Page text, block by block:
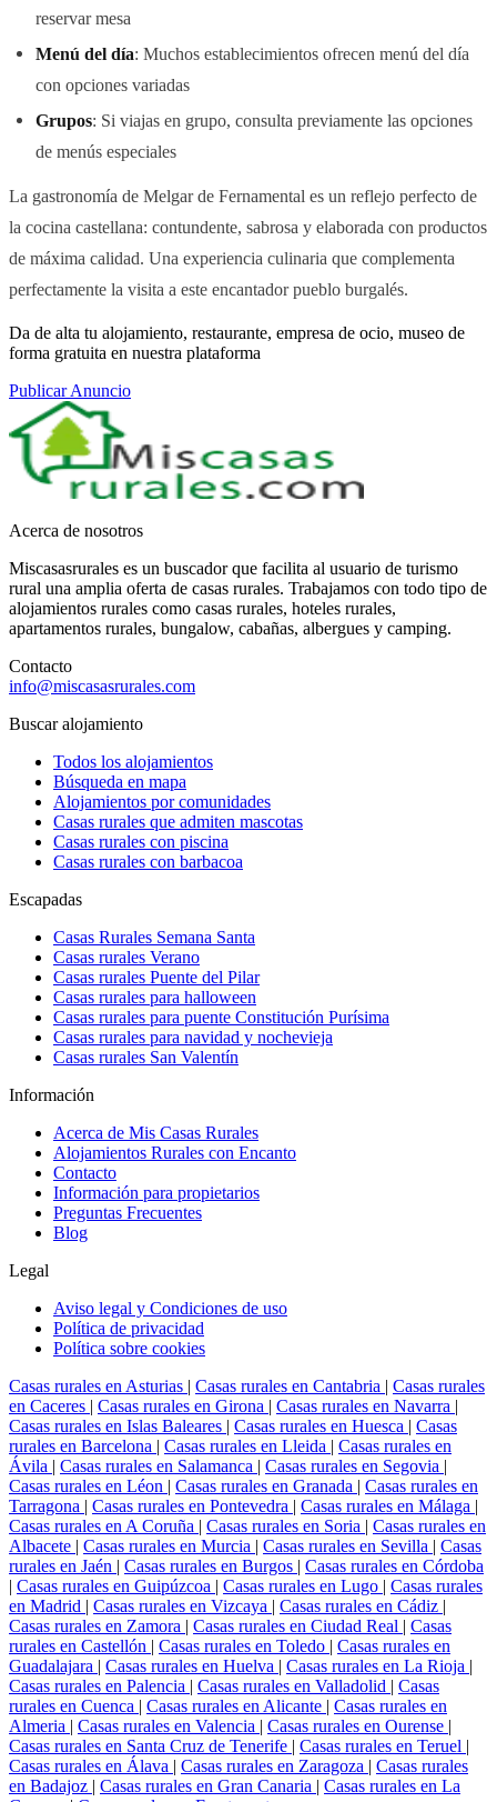
reservar mesa
Menú del día: Muchos establecimientos ofrecen menú del día
con opciones variadas
Grupos: Si viajas en grupo, consulta previamente las opciones
de menús especiales
La gastronomía de Melgar de Fernamental es un reflejo perfecto de
la cocina castellana: contundente, sabrosa y elaborada con productos
de máxima calidad. Una experiencia culinaria que complementa
perfectamente la visita a este encantador pueblo burgalés.
Da de alta tu alojamiento, restaurante, empresa de ocio, museo de
forma gratuita en nuestra plataforma
Publicar Anuncio
Acerca de nosotros
Miscasasrurales es un buscador que facilita al usuario de turismo
rural una amplia oferta de casas rurales. Trabajamos con todo tipo de
alojamientos rurales como casas rurales, hoteles rurales,
apartamentos rurales, bungalow, cabañas, albergues y camping.
Contacto
info@miscasasrurales.com
Buscar alojamiento
Todos los alojamientos
Búsqueda en mapa
Alojamientos por comunidades
Casas rurales que admiten mascotas
Casas rurales con piscina
Casas rurales con barbacoa
Escapadas
Casas Rurales Semana Santa
Casas rurales Verano
Casas rurales Puente del Pilar
Casas rurales para halloween
Casas rurales para puente Constitución Purísima
Casas rurales para navidad y nochevieja
Casas rurales San Valentín
Información
Acerca de Mis Casas Rurales
Alojamientos Rurales con Encanto
Contacto
Información para propietarios
Preguntas Frecuentes
Blog
Legal
Aviso legal y Condiciones de uso
Política de privacidad
Política sobre cookies
Casas rurales en Asturias | Casas rurales en Cantabria | Casas rurales
en Caceres | Casas rurales en Girona | Casas rurales en Navarra |
Casas rurales en Islas Baleares | Casas rurales en Huesca | Casas
rurales en Barcelona | Casas rurales en Lleida | Casas rurales en
Ávila | Casas rurales en Salamanca | Casas rurales en Segovia |
Casas rurales en Léon | Casas rurales en Granada | Casas rurales en
Tarragona | Casas rurales en Pontevedra | Casas rurales en Málaga |
Casas rurales en A Coruña | Casas rurales en Soria | Casas rurales en
Albacete | Casas rurales en Murcia | Casas rurales en Sevilla | Casas
rurales en Jaén | Casas rurales en Burgos | Casas rurales en Córdoba
| Casas rurales en Guipúzcoa | Casas rurales en Lugo | Casas rurales
en Madrid | Casas rurales en Vizcaya | Casas rurales en Cádiz |
Casas rurales en Zamora | Casas rurales en Ciudad Real | Casas
rurales en Castellón | Casas rurales en Toledo | Casas rurales en
Guadalajara | Casas rurales en Huelva | Casas rurales en La Rioja |
Casas rurales en Palencia | Casas rurales en Valladolid | Casas
rurales en Cuenca | Casas rurales en Alicante | Casas rurales en
Almeria | Casas rurales en Valencia | Casas rurales en Ourense |
Casas rurales en Santa Cruz de Tenerife | Casas rurales en Teruel |
Casas rurales en Álava | Casas rurales en Zaragoza | Casas rurales
en Badajoz | Casas rurales en Gran Canaria | Casas rurales en La